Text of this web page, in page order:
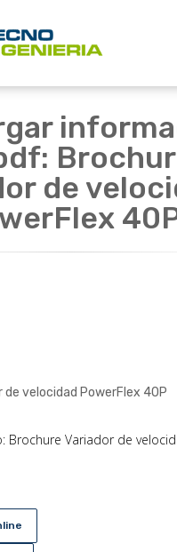
de
de velocidad PowerFlex 40P
Brochure Variador de